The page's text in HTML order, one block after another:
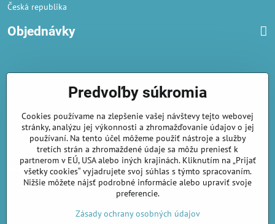
Česká republika
Objednávky
Podmienky ochrany osobných údajov
Náklady na dodání a doba dodání
Veľkoobchod- značka Gaira®
AmiraShop je registrovaný na Puncovom úrade.
Puncové značkysú k nahliadnuttu.
amirashop.cz/
Predvoľby súkromia
Cookies používame na zlepšenie vašej návštevy tejto webovej
stránky, analýzu jej výkonnosti a zhromažďovanie údajov o jej
používaní. Na tento účel môžeme použiť nástroje a služby
tretích strán a zhromaždené údaje sa môžu preniesť k
partnerom v EÚ, USA alebo iných krajinách. Kliknutím na „Prijať
všetky cookies“ vyjadrujete svoj súhlas s týmto spracovaním.
Nižšie môžete nájsť podrobné informácie alebo upraviť svoje
preferencie.
Zásady ochrany osobných údajov